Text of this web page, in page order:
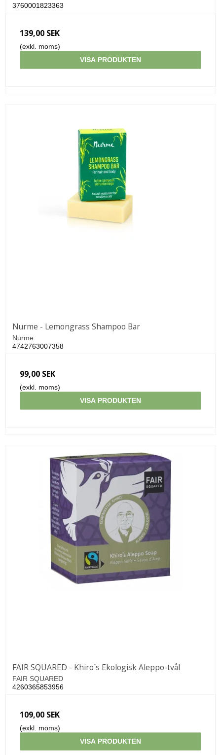
3760001823363
139,00 SEK
(exkl. moms)
VISA PRODUKTEN
Nurme - Lemongrass Shampoo Bar
Nurme
4742763007358
99,00 SEK
(exkl. moms)
VISA PRODUKTEN
FAIR SQUARED - Khiro´s Ekologisk Aleppo-tvål
FAIR SQUARED
4260365853956
109,00 SEK
(exkl. moms)
VISA PRODUKTEN